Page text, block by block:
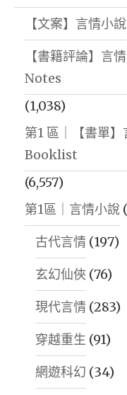
【文案】言情小說
【書籍評論】言
Notes
(1,038)
第1 區｜【書單
Booklist
(6,557)
第1區｜言情小說
古代言情 (197)
玄幻仙俠 (76)
現代言情 (283)
穿越重生 (91)
網遊科幻 (34)